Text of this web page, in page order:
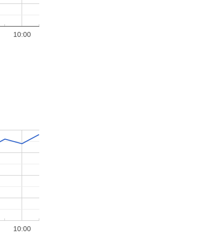
10:00
10:00